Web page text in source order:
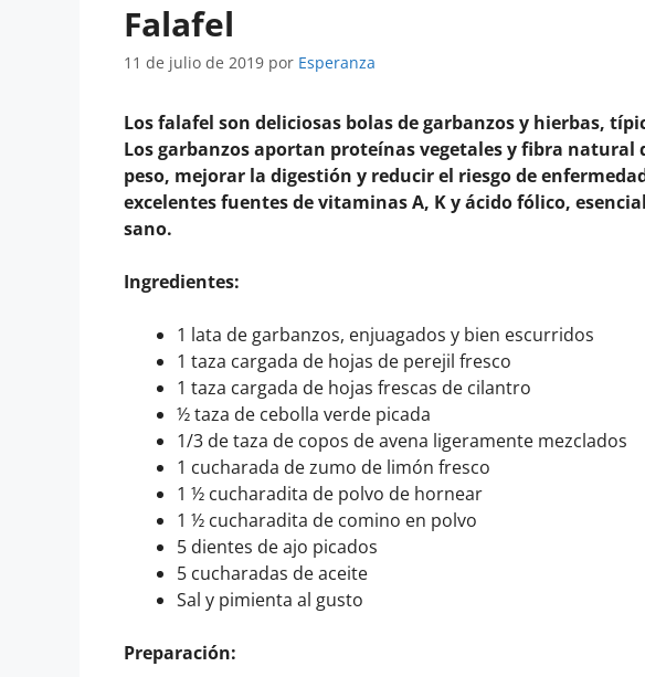
Falafel
11 de julio de 2019 por Esperanza
Los falafel son deliciosas bolas de garbanzos y hierbas,
Los garbanzos aportan proteínas vegetales y fibra natural
peso, mejorar la digestión y reducir el riesgo de
excelentes fuentes de vitaminas A, K y ácido fólico,
sano.
Ingredientes:
1 lata de garbanzos, enjuagados y bien escurridos
1 taza cargada de hojas de perejil fresco
1 taza cargada de hojas frescas de cilantro
½ taza de cebolla verde picada
1/3 de taza de copos de avena ligeramente mezclados
1 cucharada de zumo de limón fresco
1 ½ cucharadita de polvo de hornear
1 ½ cucharadita de comino en polvo
5 dientes de ajo picados
5 cucharadas de aceite
Sal y pimienta al gusto
Preparación: